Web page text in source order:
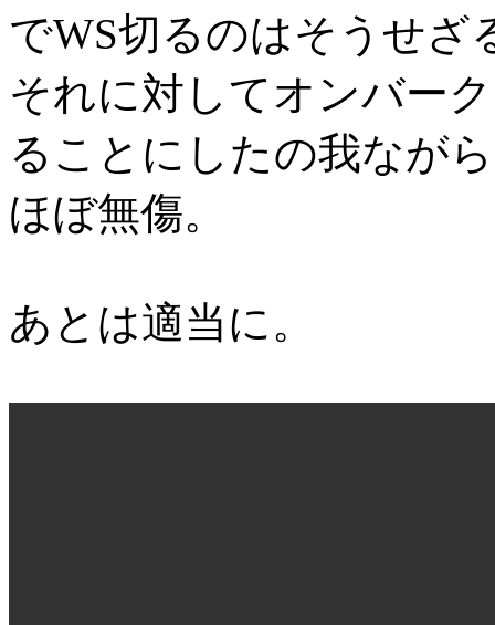
でWS切るのはそうせざ
それに対してオンバー
ることにしたの我なが
ほぼ無傷。
あとは適当に。